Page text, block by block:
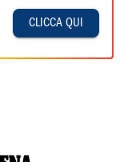
CLICCA QUI